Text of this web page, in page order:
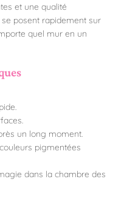
et une qualité
posent rapidement sur
quel mur en un
un long moment.
pigmentées
dans la chambre des